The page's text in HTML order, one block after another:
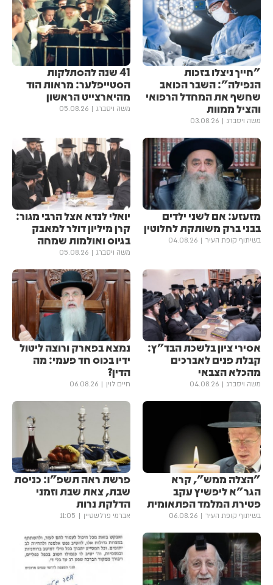
"חייך ניצלו בזכות
הנפילה": השבר הכואב
שחשף את המחדל הרפואי
והציל ממוות
משה ויסברג 03.08.26
41 שנה להסתלקות
הסטייפלער: מראות הוד
מהיארצייט הראשון
משה ויסברג 05.08.26
מזעזע: אם לשני ילדים
בבני ברק משותקת לחלוטין
בשיתוף קופת העיר 04.08.26
יואלי לנדא אצל הרבי מגור:
קרן מיליון דולר למאבק
בגיוס ואולמות שמחה
משה ויסברג 05.08.26
אסירי ציון בלשכת הבד"ץ:
קבלת פנים לאברכים
מהכלא הצבאי
משה ויסברג 04.08.26
נמצא בפארק ורוצה ליטול
ידיו בכוס חד פעמי: מה
הדין?
חיים לוין 06.08.26
"הצלה ממש", קרא
הגר"א ליפשיץ עקב
פטירת המלמד הפתאומית
בשיתוף קופת העיר 06.08.26
פרשת ראה תשפ"ו: כניסת
שבת, צאת שבת וזמני
הדלקת נרות
אברמי פרלשטיין 11:05